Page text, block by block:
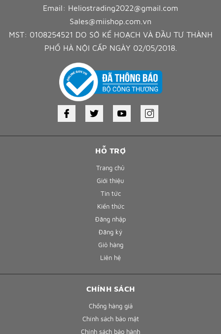
HỖ TRỢ
Trang chủ
Giới thiệu
Tin tức
Kiến thức
Đăng nhập
Đăng ký
Giỏ hàng
Liên hệ
Email: Heliostrading2022@gmail.com
Sales@miishop.com.vn
MST: 0108254521 DO SỞ KẾ HOẠCH VÀ ĐẦU TƯ THÀNH
PHỐ HÀ NỘI CẤP NGÀY 02/05/2018.
CHÍNH SÁCH
Chống hàng giả
Chính sách bảo mật
Chính sách bảo hành